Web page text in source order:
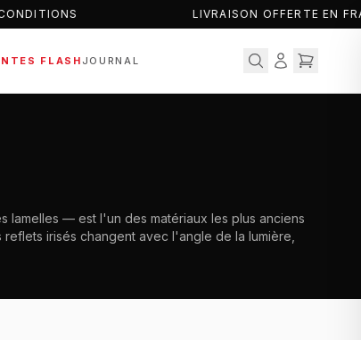
LIVRAISON OFFERTE EN
FLASH JOURNAL
lamelles — est l'un des matériaux les plus anciens
irisés changent avec l'angle de la lumière,